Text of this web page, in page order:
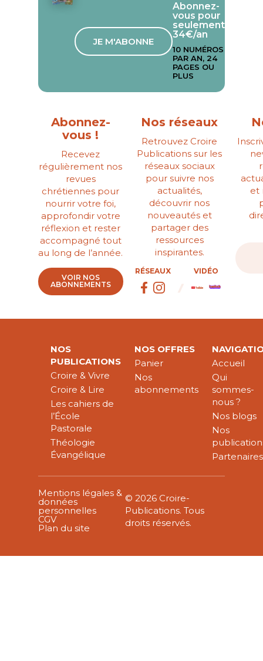
JE M'ABONNE
Abonnez-
vous pour
seulement
34€/an
10 NUMÉROS
PAR AN, 24
PAGES OU
PLUS
Abonnez-
vous !
Recevez
régulièrement nos
revues
chrétiennes pour
nourrir votre foi,
approfondir votre
réflexion et rester
accompagné tout
au long de l’année.
VOIR NOS
ABONNEMENTS
Nos réseaux
Retrouvez Croire
Publications sur les
réseaux sociaux
pour suivre nos
actualités,
découvrir nos
nouveautés et
partager des
ressources
inspirantes.
RÉSEAUX VIDÉO
et
NOS
PUBLICATIONS
Croire & Vivre
Croire & Lire
Les cahiers de
l’École
Pastorale
Théologie
Évangélique
NOS OFFRES
Panier
Nos
abonnements
Accueil
Qui
sommes-
nous ?
Nos blogs
Nos
Partenaires
Mentions légales &
données
personnelles
CGV
Plan du site
© 2026 Croire-
Publications. Tous
droits réservés.